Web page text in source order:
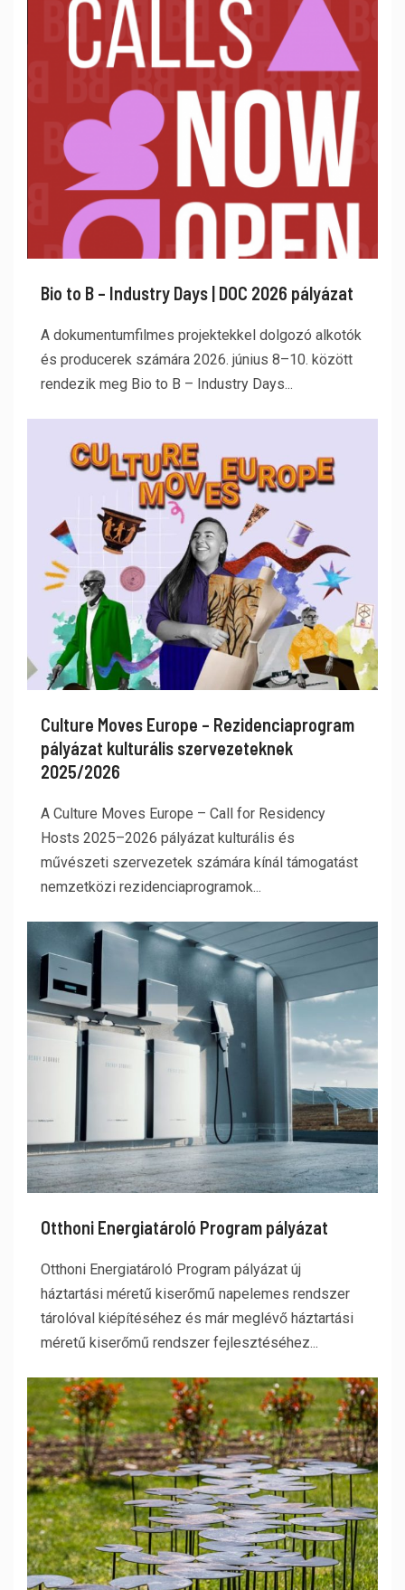
Bio to B – Industry Days | DOC 2026 pályázat
A dokumentumfilmes projektekkel dolgozó alkotók
és producerek számára 2026. június 8–10. között
rendezik meg Bio to B – Industry Days...
Culture Moves Europe – Rezidenciaprogram
pályázat kulturális szervezeteknek
2025/2026
A Culture Moves Europe – Call for Residency
Hosts 2025–2026 pályázat kulturális és
művészeti szervezetek számára kínál támogatást
nemzetközi rezidenciaprogramok...
Otthoni Energiatároló Program pályázat
Otthoni Energiatároló Program pályázat új
háztartási méretű kiserőmű napelemes rendszer
tárolóval kiépítéséhez és már meglévő háztartási
méretű kiserőmű rendszer fejlesztéséhez...